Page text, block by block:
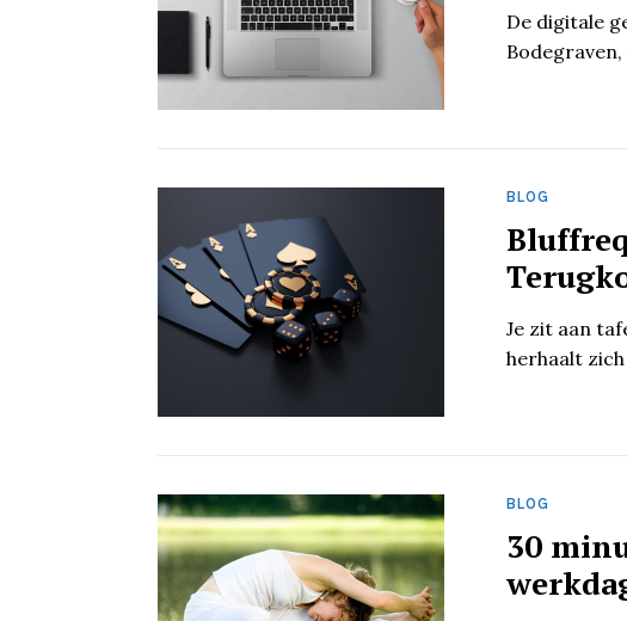
De digitale
BLOG
Je zit aan
herhaalt zich
BLOG
30